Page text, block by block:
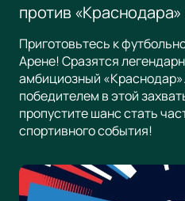
против
Приготовьтесь к
Арене! Сразятся
амбициозный
победителем в этой
пропустите шанс стать
спортивного события!